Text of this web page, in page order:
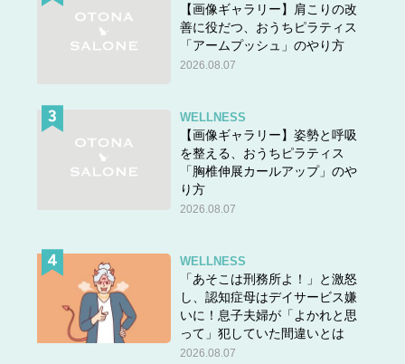
【画像ギャラリー】肩こりの改
善に役だつ、おうちピラティス
「アームプッシュ」のやり方
2026.08.07
WELLNESS
【画像ギャラリー】姿勢と呼吸
を整える、おうちピラティス
「胸椎伸展カールアップ」のや
り方
2026.08.07
WELLNESS
「あそこは刑務所よ！」と激怒
し、認知症母はデイサービス嫌
いに！息子夫婦が「よかれと思
って」犯していた間違いとは
2026.08.07